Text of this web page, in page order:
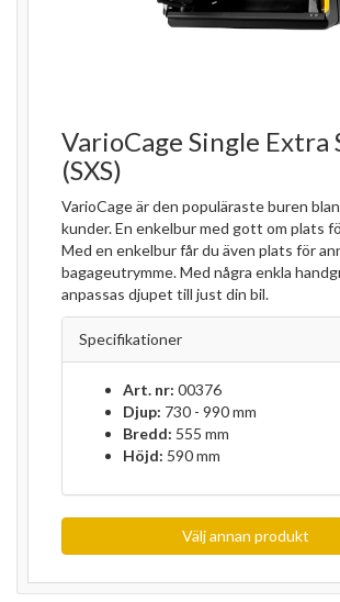
VarioCage Single Extra
(SXS)
VarioCage är den populäraste buren
kunder. En enkelbur med gott om plats
Med en enkelbur får du även plats för
bagageutrymme. Med några enkla
anpassas djupet till just din bil.
Specifikationer
Art. nr: 00376
Djup: 730 - 990 mm
Bredd: 555 mm
Höjd: 590 mm
Välj annan produkt